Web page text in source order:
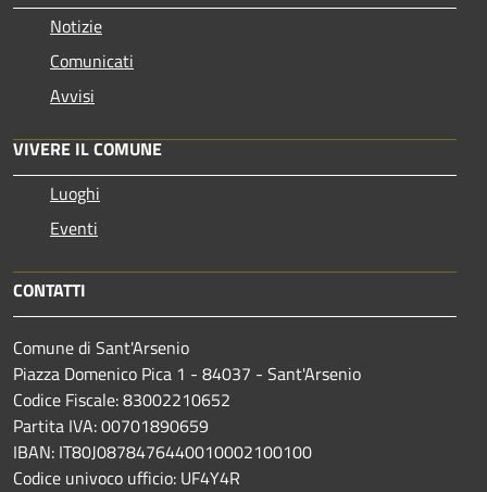
Notizie
Comunicati
Avvisi
VIVERE IL COMUNE
Luoghi
Eventi
CONTATTI
Comune di Sant'Arsenio
Piazza Domenico Pica 1 - 84037 - Sant'Arsenio
Codice Fiscale: 83002210652
Partita IVA: 00701890659
IBAN: IT80J0878476440010002100100
Codice univoco ufficio: UF4Y4R